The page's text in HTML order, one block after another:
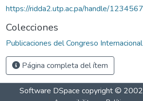
https://ridda2.utp.ac.pa/handle/
Colecciones
Publicaciones del Congreso
Página completa del ítem
Software DSpace copyright ©